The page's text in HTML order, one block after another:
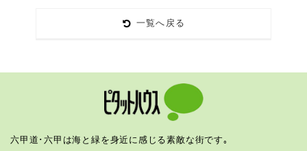
一覧へ戻る
六甲道･六甲は海と緑を身近に感じる素敵な街です｡